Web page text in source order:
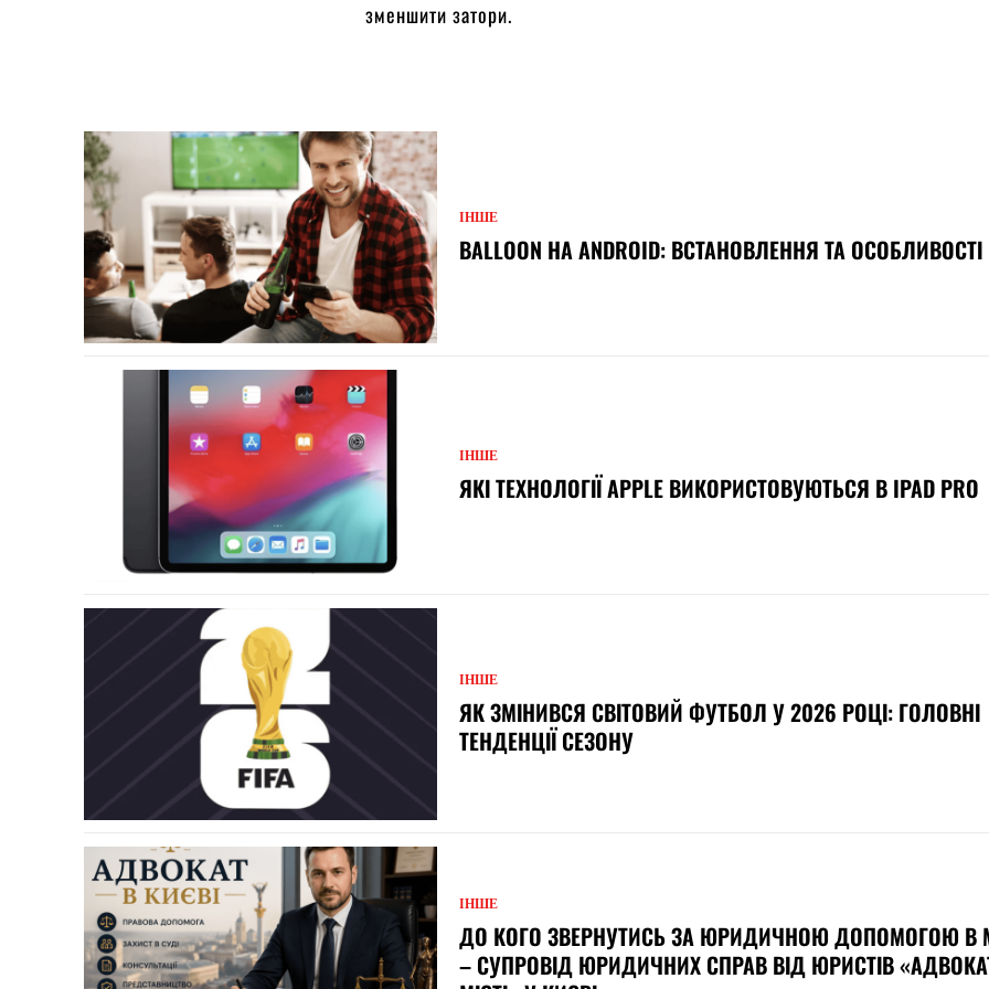
зменшити затори.
ІНШЕ
BALLOON НА ANDROID: ВСТАНОВЛЕННЯ ТА
ІНШЕ
ЯКІ ТЕХНОЛОГІЇ APPLE ВИКОРИСТОВУЮТЬСЯ В IPAD PRO
ІНШЕ
ЯК ЗМІНИВСЯ СВІТОВИЙ ФУТБОЛ У 2026 РОЦІ: ГОЛОВНІ
ТЕНДЕНЦІЇ СЕЗОНУ
ІНШЕ
ДО КОГО ЗВЕРНУТИСЬ ЗА ЮРИДИЧНОЮ ДОПОМОГОЮ В
– СУПРОВІД ЮРИДИЧНИХ СПРАВ ВІД ЮРИСТІВ